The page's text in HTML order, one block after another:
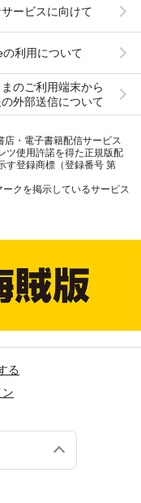
ービスに向けて
の利用について
のご利用端末から
外部送信について
・電子書籍配信サービス
ツ使用許諾を得た正規版配
す登録商標（登録番号 第
クを掲示しているサービス
る